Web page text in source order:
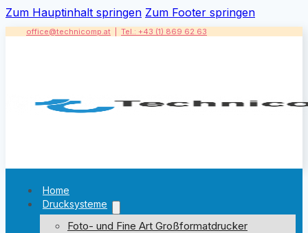
Zum Hauptinhalt springen Zum Footer springen
office@technicomp.at Tel.: +43 (1) 869 62 63
Home
Drucksysteme
Foto- und Fine Art Großformatdrucker